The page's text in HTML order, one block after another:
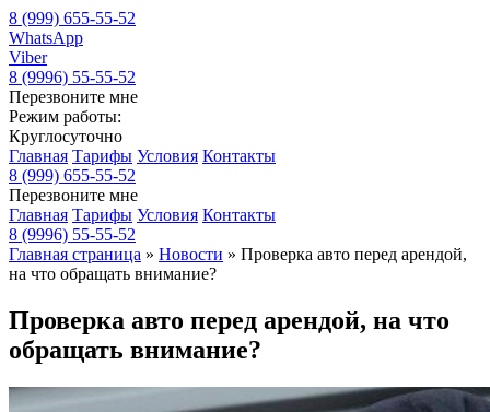
8 (999) 655-55-52
WhatsApp
Viber
8 (9996) 55-55-52
Перезвоните мне
Режим работы:
Круглосуточно
Главная Тарифы Условия Контакты
8 (999) 655-55-52
Перезвоните мне
Главная Тарифы Условия Контакты
8 (9996) 55-55-52
Главная страница » Новости » Проверка авто перед арендой,
на что обращать внимание?
Проверка авто перед арендой, на что
обращать внимание?